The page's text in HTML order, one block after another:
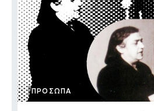
ΠΡΟΣΩΠΑ